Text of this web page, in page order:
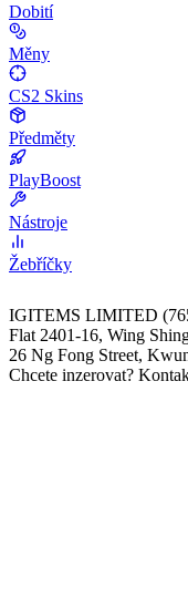
Dobití
Měny
CS2 Skins
Předměty
PlayBoost
Nástroje
Žebříčky
IGITEMS LIMITED
Flat 2401-16, Wing
26 Ng Fong Street,
Chcete inzerovat?